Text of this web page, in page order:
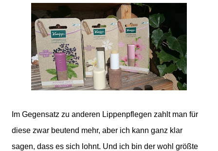
Im Gegensatz zu anderen Lippenpflegen zahlt man für
diese zwar beutend mehr, aber ich kann ganz klar
sagen, dass es sich lohnt. Und ich bin der wohl größte